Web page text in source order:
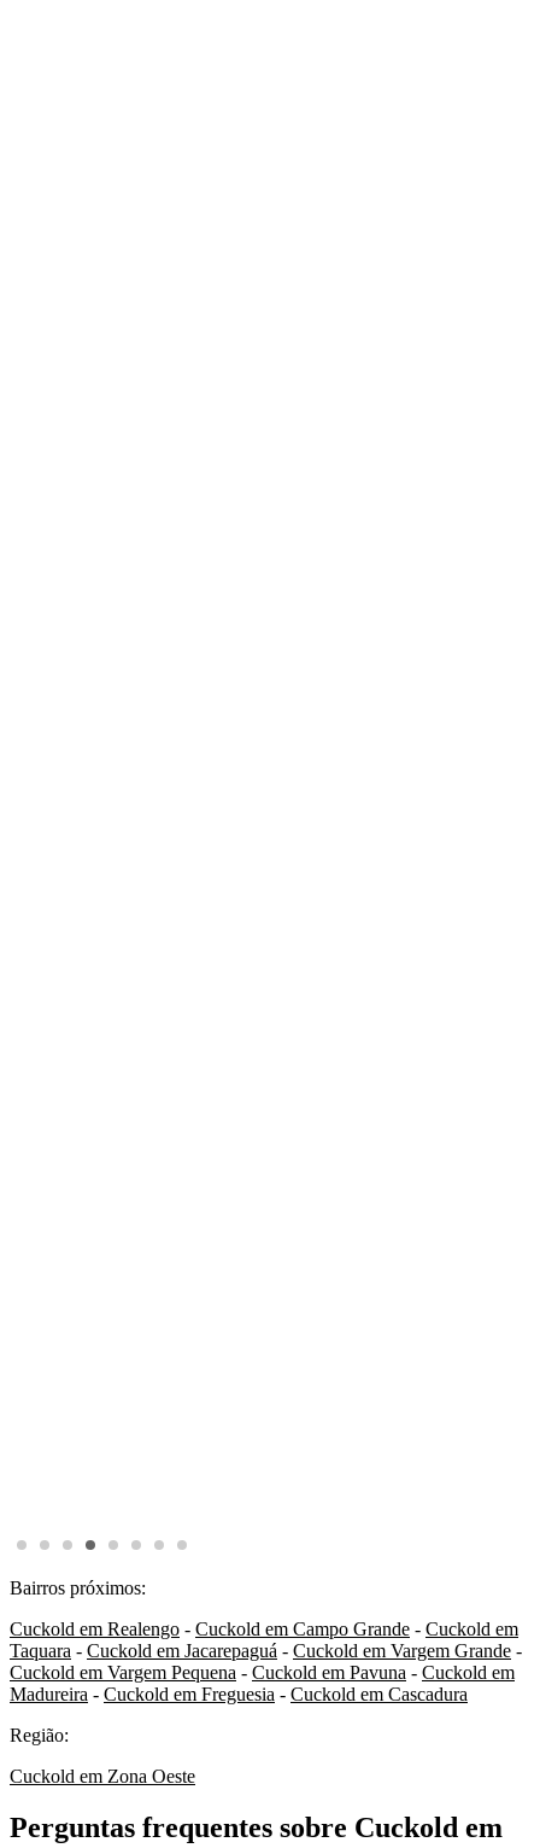
Bairros próximos:
Cuckold em Realengo - Cuckold em Campo Grande - Cuckold em
Taquara - Cuckold em Jacarepaguá - Cuckold em Vargem Grande -
Cuckold em Vargem Pequena - Cuckold em Pavuna - Cuckold em
Madureira - Cuckold em Freguesia - Cuckold em Cascadura
Região:
Cuckold em Zona Oeste
Perguntas frequentes sobre Cuckold em